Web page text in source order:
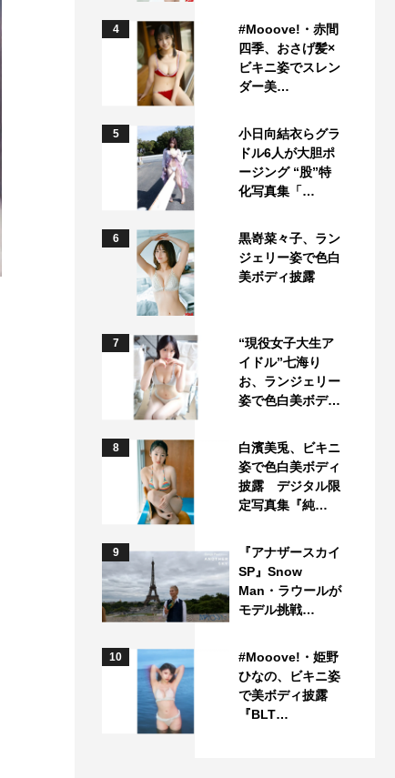
4
#Mooove!・赤間
四季、おさげ髪×
ビキニ姿でスレン
ダー美…
5
小日向結衣らグラ
ドル6人が大胆ポ
ージング “股”特
化写真集「…
6
黒嵜菜々子、ラン
ジェリー姿で色白
美ボディ披露
7
“現役女子大生ア
イドル”七海り
お、ランジェリー
姿で色白美ボデ…
8
白濱美兎、ビキニ
姿で色白美ボディ
披露 デジタル限
定写真集『純…
9
『アナザースカイ
SP』Snow
Man・ラウールが
モデル挑戦…
10
#Mooove!・姫野
ひなの、ビキニ姿
で美ボディ披露
『BLT…